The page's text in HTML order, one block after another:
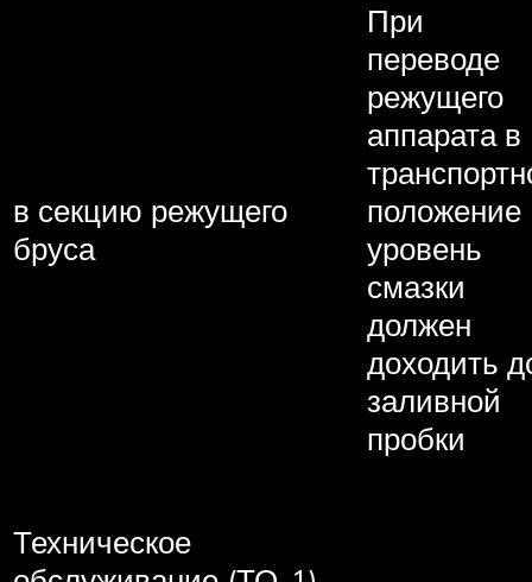
в секцию режущего
бруса
При
переводе
режущего
аппарата в
положение
уровень
смазки
должен
доходить
заливной
пробки
Техническое